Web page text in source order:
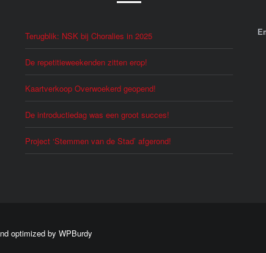
Terugblik: NSK bij Choralies in 2025
De repetitieweekenden zitten erop!
Kaartverkoop Overwoekerd geopend!
De introductiedag was een groot succes!
Project ‘Stemmen van de Stad’ afgerond!